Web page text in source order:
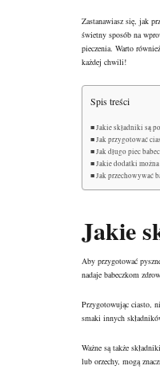
Zastanawiasz się, jak
świetny sposób na
pieczenia. Warto
każdej chwili!
Spis treści
Jakie składniki są
Jak przygotować
Jak długo piec
Jakie dodatki
Jak przechowywać
Jakie
Aby przygotować
nadaje babeczkom
Przygotowując ciasto,
smaki innych
Ważne są także
lub orzechy, mogą